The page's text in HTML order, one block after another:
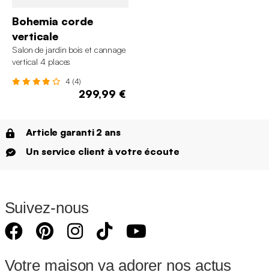
Bohemia corde
verticale
Salon de jardin bois et cannage
vertical 4 places
4 (4)
299,99 €
Article garanti 2 ans
Un service client à votre écoute
Suivez-nous
Votre maison va adorer nos actus